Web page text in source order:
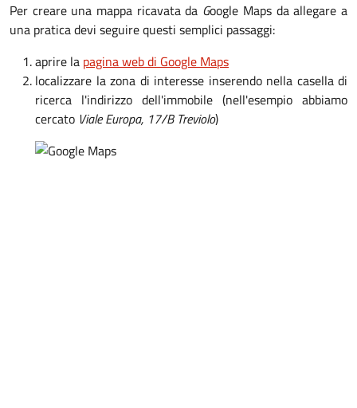
Per creare una mappa ricavata da Google Maps da allegare a
una pratica devi seguire questi semplici passaggi:
aprire la pagina web di Google Maps
localizzare la zona di interesse inserendo nella casella di
ricerca l'indirizzo dell'immobile (nell'esempio abbiamo
cercato Viale Europa, 17/B Treviolo)